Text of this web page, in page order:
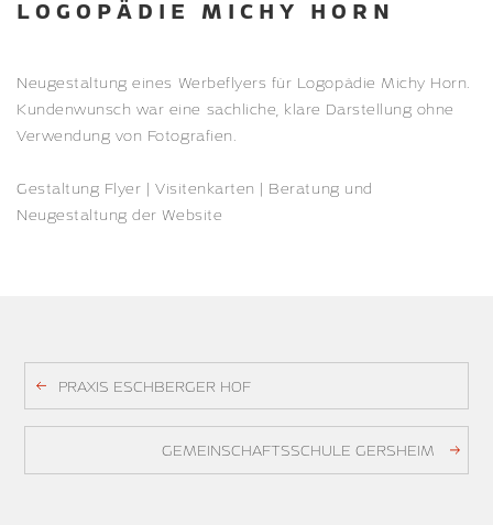
LOGOPÄDIE MICHY HORN
Neugestaltung eines Werbeflyers für Logopädie Michy Horn.
Kundenwunsch war eine sachliche, klare Darstellung ohne
Verwendung von Fotografien.
Gestaltung Flyer | Visitenkarten | Beratung und
Neugestaltung der Website
PRAXIS ESCHBERGER HOF
GEMEINSCHAFTSSCHULE GERSHEIM